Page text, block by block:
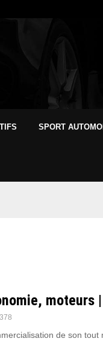
SPORT
moteurs
378
de son